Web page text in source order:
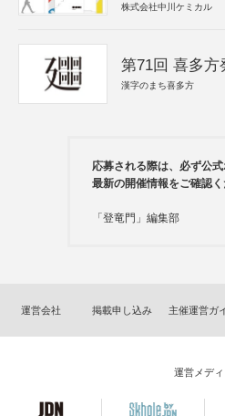
株式会社中川ケミカル
第71回 喜多
漢字のまち喜多方
応募される際は、必ず公
最新の開催情報をご確認く
「登竜門」編集部
運営会社 掲載申し込み 主催運営ガ
運営メディ